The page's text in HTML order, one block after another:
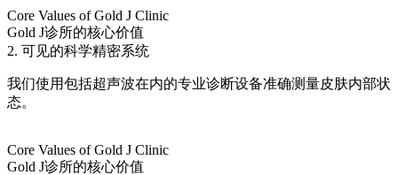
Core Values of Gold J Clinic
Gold J诊所的核心价值
2. 可见的科学精密系统
我们使用包括超声波在内的专业诊断设备准确测量皮肤内部状
态。
Core Values of Gold J Clinic
Gold J诊所的核心价值